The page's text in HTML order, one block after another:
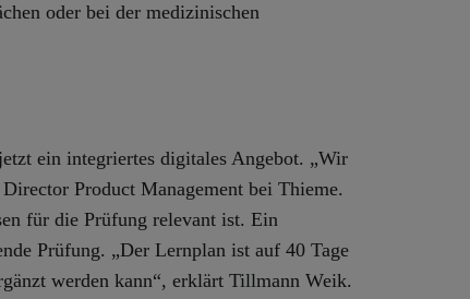
oder bei der medizinischen
ein integriertes digitales Angebot. „Wir
Product Management bei Thieme.
für die Prüfung relevant ist. Ein
Prüfung. „Der Lernplan ist auf 40 Tage
werden kann“, erklärt Tillmann Weik.